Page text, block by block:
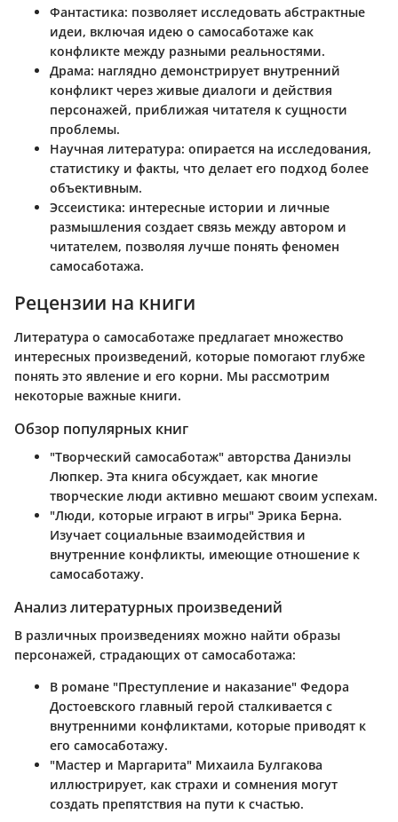
Фантастика: позволяет исследовать абстрактные
идеи, включая идею о самосаботаже как
конфликте между разными реальностями.
Драма: наглядно демонстрирует внутренний
конфликт через живые диалоги и действия
персонажей, приближая читателя к сущности
проблемы.
Научная литература: опирается на исследования,
статистику и факты, что делает его подход более
объективным.
Эссеистика: интересные истории и личные
размышления создает связь между автором и
читателем, позволяя лучше понять феномен
самосаботажа.
Рецензии на книги
Литература о самосаботаже предлагает множество
интересных произведений, которые помогают глубже
понять это явление и его корни. Мы рассмотрим
некоторые важные книги.
Обзор популярных книг
"Творческий самосаботаж" авторства Даниэлы
Люпкер. Эта книга обсуждает, как многие
творческие люди активно мешают своим успехам.
"Люди, которые играют в игры" Эрика Берна.
Изучает социальные взаимодействия и
внутренние конфликты, имеющие отношение к
самосаботажу.
Анализ литературных произведений
В различных произведениях можно найти образы
персонажей, страдающих от самосаботажа:
В романе "Преступление и наказание" Федора
Достоевского главный герой сталкивается с
внутренними конфликтами, которые приводят к
его самосаботажу.
"Мастер и Маргарита" Михаила Булгакова
иллюстрирует, как страхи и сомнения могут
создать препятствия на пути к счастью.